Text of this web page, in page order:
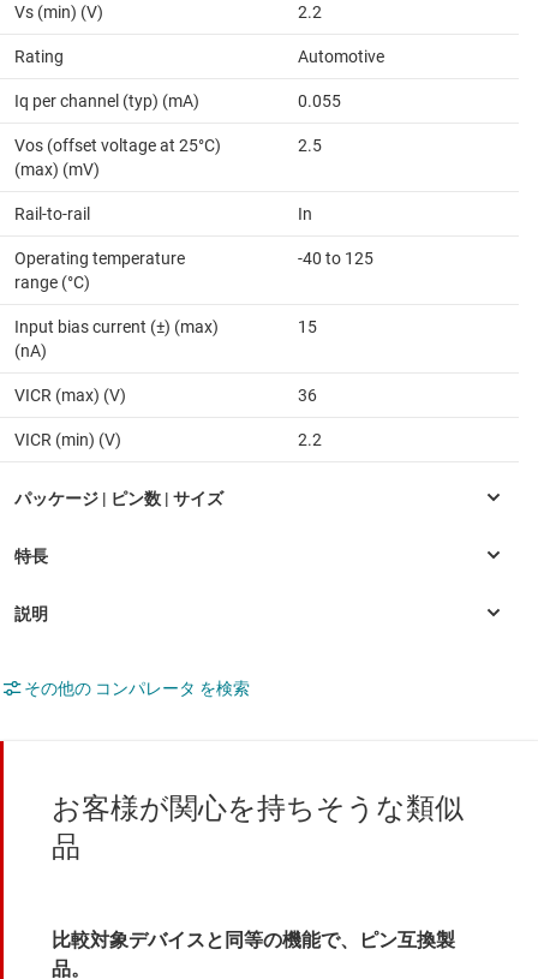
Vs (min) (V) 2.2
Rating Automotive
Iq per channel (typ) (mA) 0.055
Vos (offset voltage at 25°C)
(max) (mV)
2.5
Rail-to-rail In
Operating temperature
range (°C)
-40 to 125
Input bias current (±) (max)
(nA)
15
VICR (max) (V) 36
VICR (min) (V) 2.2
その他の コンパレータ を検索
お客様が関心を持ちそうな類似
品
比較対象デバイスと同等の機能で、ピン互換製
品。